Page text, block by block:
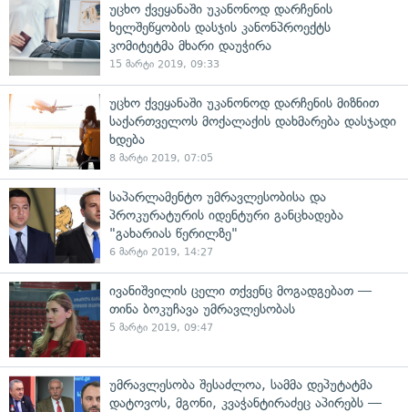
უცხო ქვეყანაში უკანონოდ დარჩენის
ხელშეწყობის დასჯის კანონპროექტს
კომიტეტმა მხარი დაუჭირა
15 მარტი 2019, 09:33
უცხო ქვეყანაში უკანონოდ დარჩენის მიზნით
საქართველოს მოქალაქის დახმარება დასჯადი
ხდება
8 მარტი 2019, 07:05
საპარლამენტო უმრავლესობისა და
პროკურატურის იდენტური განცხადება
"გახარიას წერილზე"
6 მარტი 2019, 14:27
ივანიშვილის ცელი თქვენც მოგადგებათ —
თინა ბოკუჩავა უმრავლესობას
5 მარტი 2019, 09:47
უმრავლესობა შესაძლოა, სამმა დეპუტატმა
დატოვოს, მგონი, კვაჭანტირაძეც აპირებს —